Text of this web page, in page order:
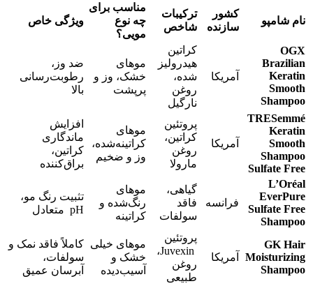
نام شامپو
کشور
سازنده
ترکیبات
شاخص
مناسب برای
چه نوع
مویی؟
ویژگی خاص
OGX
Brazilian
Keratin
Smooth
Shampoo
آمریکا
کراتین
هیدرولیز
شده،
روغن
نارگیل
موهای
خشک، وز و
پرپشت
ضد وز،
رطوبت‌رسانی
بالا
TRESemmé
Keratin
Smooth
Shampoo
Sulfate Free
آمریکا
پروتئین
کراتین،
روغن
مارولا
موهای
کراتینه‌شده،
وز و ضخیم
افزایش
ماندگاری
کراتین،
براق‌کننده
L’Oréal
EverPure
Sulfate Free
Shampoo
فرانسه
گیاهی،
فاقد
سولفات
موهای
رنگ‌شده و
کراتینه
تثبیت رنگ مو،
pH متعادل
GK Hair
Moisturizing
Shampoo
آمریکا
پروتئین
Juvexin،
روغن
طبیعی
موهای خیلی
خشک و
آسیب‌دیده
کاملاً فاقد نمک و
سولفات،
آبرسان عمیق